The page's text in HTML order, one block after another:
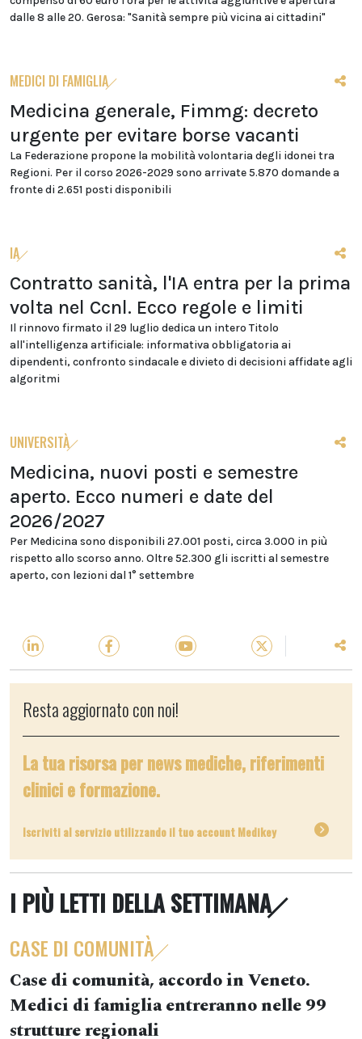
dalle 8 alle 20. Gerosa: "Sanità sempre più vicina ai cittadini"
MEDICI DI FAMIGLIA
Medicina generale, Fimmg: decreto
urgente per evitare borse vacanti
La Federazione propone la mobilità volontaria degli idonei tra
Regioni. Per il corso 2026-2029 sono arrivate 5.870 domande a
fronte di 2.651 posti disponibili
IA
Contratto sanità, l'IA entra per la prima
volta nel Ccnl. Ecco regole e limiti
Il rinnovo firmato il 29 luglio dedica un intero Titolo
all'intelligenza artificiale: informativa obbligatoria ai
dipendenti, confronto sindacale e divieto di decisioni affidate agli
algoritmi
UNIVERSITÀ
Medicina, nuovi posti e semestre
aperto. Ecco numeri e date del
2026/2027
Per Medicina sono disponibili 27.001 posti, circa 3.000 in più
rispetto allo scorso anno. Oltre 52.300 gli iscritti al semestre
aperto, con lezioni dal 1° settembre
Resta aggiornato con noi!
La tua risorsa per news mediche, riferimenti
clinici e formazione.
Iscriviti al servizio utilizzando il tuo account Medikey
I PIÙ LETTI DELLA SETTIMANA
CASE DI COMUNITÀ
Case di comunità, accordo in Veneto.
Medici di famiglia entreranno nelle 99
strutture regionali